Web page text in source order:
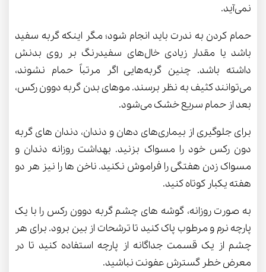
نمی‌آید.
حمام کردن به ندرت باید انجام شود؛ مگر اینکه گربه سفید
باشد یا مقدار زیادی خال‌های سفیدرنگ بر روی بدنش
داشته باشد. چنین گربه‌هایی اگر مرتباً حمام نشوند،
می‌توانند کثیف به نظر برسند. موهای بدن گربه دوون رکس،
بعد از حمام سریع خشک می‌شود.
برای جلوگیری از بیماری‌های دهان و دندان، دندان های گربه
دون رکس خود را مسواک بزنید. بهداشت روزانه دندان و
مسواک زدن هفتگی را فراموش نکنید. ناخن ها را نیز هر دو
هفته یکبار کوتاه کنید.
به صورت روزانه، گوشه های چشم گربه دوون رکس را با یک
پارچه نرم و مرطوب پاک کنید تا ترشحات از بین برود. برای هر
چشم از یک قسمت جداگانه از پارچه استفاده کنید تا در
معرض خطر گسترش عفونت نباشید.